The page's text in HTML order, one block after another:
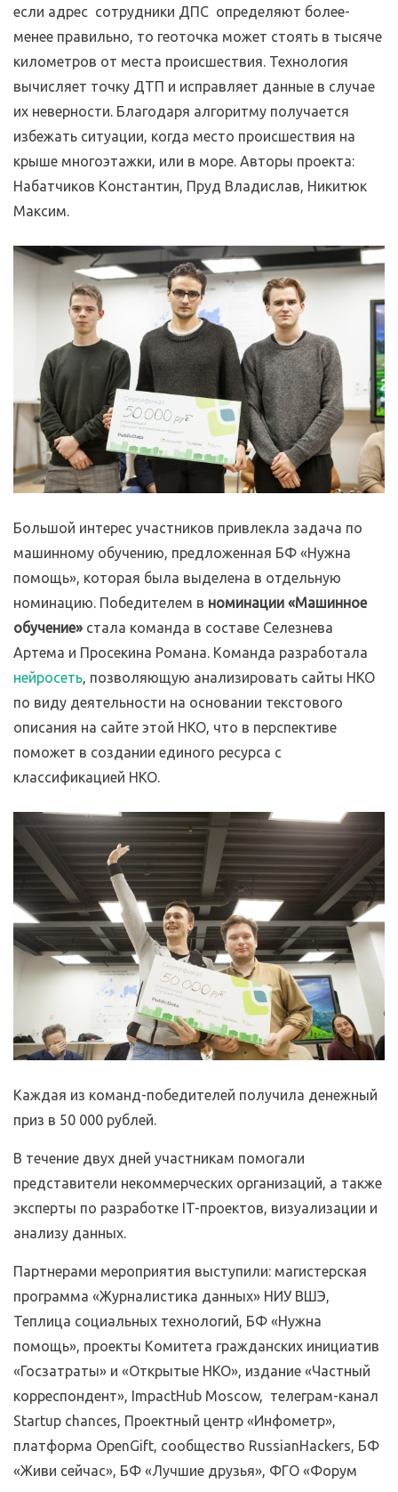
если адрес сотрудники ДПС определяют более-
менее правильно, то геоточка может стоять в тысяче
километров от места происшествия. Технология
вычисляет точку ДТП и исправляет данные в случае
их неверности. Благодаря алгоритму получается
избежать ситуации, когда место происшествия на
крыше многоэтажки, или в море. Авторы проекта:
Набатчиков Константин, Пруд Владислав, Никитюк
Максим.
Большой интерес участников привлекла задача по
машинному обучению, предложенная БФ «Нужна
помощь», которая была выделена в отдельную
номинацию. Победителем в номинации «Машинное
обучение» стала команда в составе Селезнева
Артема и Просекина Романа. Команда разработала
нейросеть, позволяющую анализировать сайты НКО
по виду деятельности на основании текстового
описания на сайте этой НКО, что в перспективе
поможет в создании единого ресурса с
классификацией НКО.
Каждая из команд-победителей получила денежный
приз в 50 000 рублей.
В течение двух дней участникам помогали
представители некоммерческих организаций, а также
эксперты по разработке IT-проектов, визуализации и
анализу данных.
Партнерами мероприятия выступили: магистерская
программа «Журналистика данных» НИУ ВШЭ,
Теплица социальных технологий, БФ «Нужна
помощь», проекты Комитета гражданских инициатив
«Госзатраты» и «Открытые НКО», издание «Частный
корреспондент», ImpactHub Moscow, телеграм-канал
Startup chances, Проектный центр «Инфометр»,
платформа OpenGift, сообщество RussianHackers, БФ
«Живи сейчас», БФ «Лучшие друзья», ФГО «Форум